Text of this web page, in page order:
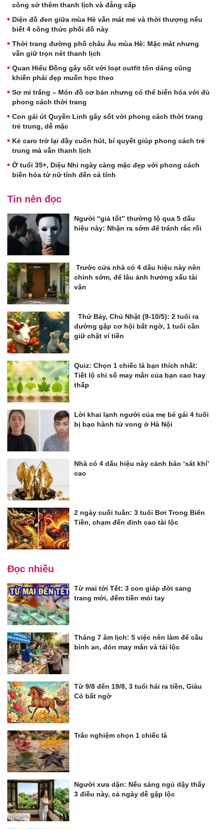
công sở thêm thanh lịch và đẳng cấp
Diện đồ đen giữa mùa Hè vẫn mát mẻ và thời thượng nếu
biết 4 công thức phối đồ này
Thời trang đường phố châu Âu mùa Hè: Mặc mát nhưng
vẫn giữ trọn nét thanh lịch
Quan Hiểu Đồng gây sốt với loạt outfit tôn dáng cũng
khiến phái đẹp muốn học theo
Sơ mi trắng – Món đồ cơ bản nhưng có thể biến hóa với đủ
phong cách thời trang
Con gái út Quyền Linh gây sốt với phong cách thời trang
trẻ trung, dễ mặc
Kẻ caro trở lại đầy cuốn hút, bí quyết giúp phong cách trẻ
trung mà vẫn thanh lịch
Ở tuổi 35+, Diệu Nhi ngày càng mặc đẹp với phong cách
biến hóa từ nữ tính đến cá tính
Tin nên đọc
Người “giả tốt” thường lộ qua 5 dấu
hiệu này: Nhận ra sớm để tránh rắc rối
Trước cửa nhà có 4 dấu hiệu này nên
chỉnh sớm, để lâu ảnh hưởng xấu tài
vận
Thứ Bảy, Chủ Nhật (9-10/5): 2 tuổi ra
đường gặp cơ hội bất ngờ, 1 tuổi cần
giữ chặt ví tiền
Quiz: Chọn 1 chiếc lá bạn thích nhất:
Tiết lộ chỉ số may mắn của bạn cao hay
thấp
Lời khai lạnh người của mẹ bé gái 4 tuổi
bị bạo hành tử vong ở Hà Nội
Nhà có 4 dấu hiệu này cảnh báo ‘sát khí’
cao
2 ngày cuối tuần: 3 tuổi Bơi Trong Biển
Tiền, chạm đến đỉnh cao tài lộc
Đọc nhiều
Từ mai tới Tết: 3 con giáp đời sang
trang mới, đếm tiền mỏi tay
Tháng 7 âm lịch: 5 việc nên làm để cầu
bình an, đón may mắn và tài lộc
Từ 9/8 đến 19/8, 3 tuổi hái ra tiền, Giàu
Có bất ngờ
Trắc nghiệm chọn 1 chiếc lá
Người xưa dặn: Nếu sáng ngủ dậy thấy
3 điều này, cả ngày dễ gặp lộc